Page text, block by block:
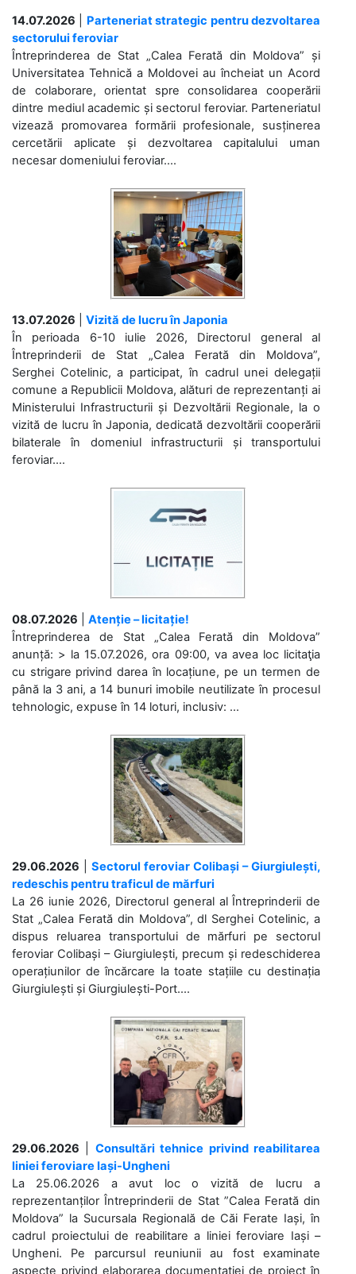
14.07.2026
Parteneriat strategic pentru dezvoltarea
sectorului feroviar
Întreprinderea de Stat „Calea Ferată din Moldova” și
Universitatea Tehnică a Moldovei au încheiat un Acord
de colaborare, orientat spre consolidarea cooperării
dintre mediul academic și sectorul feroviar. Parteneriatul
vizează promovarea formării profesionale, susținerea
cercetării aplicate și dezvoltarea capitalului uman
necesar domeniului feroviar....
13.07.2026
Vizită de lucru în Japonia
În perioada 6-10 iulie 2026, Directorul general al
Întreprinderii de Stat „Calea Ferată din Moldova”,
Serghei Cotelinic, a participat, în cadrul unei delegații
comune a Republicii Moldova, alături de reprezentanți ai
Ministerului Infrastructurii și Dezvoltării Regionale, la o
vizită de lucru în Japonia, dedicată dezvoltării cooperării
bilaterale în domeniul infrastructurii și transportului
feroviar....
08.07.2026
Atenție – licitație!
Întreprinderea de Stat „Calea Ferată din Moldova”
anunță: > la 15.07.2026, ora 09:00, va avea loc licitaţia
cu strigare privind darea în locațiune, pe un termen de
până la 3 ani, a 14 bunuri imobile neutilizate în procesul
tehnologic, expuse în 14 loturi, inclusiv: ...
29.06.2026
Sectorul feroviar Colibași – Giurgiulești,
redeschis pentru traficul de mărfuri
La 26 iunie 2026, Directorul general al Întreprinderii de
Stat „Calea Ferată din Moldova”, dl Serghei Cotelinic, a
dispus reluarea transportului de mărfuri pe sectorul
feroviar Colibași – Giurgiulești, precum și redeschiderea
operațiunilor de încărcare la toate stațiile cu destinația
Giurgiulești și Giurgiulești-Port....
29.06.2026
Consultări tehnice privind reabilitarea
liniei feroviare Iași-Ungheni
La 25.06.2026 a avut loc o vizită de lucru a
reprezentanților Întreprinderii de Stat ”Calea Ferată din
Moldova” la Sucursala Regională de Căi Ferate Iași, în
cadrul proiectului de reabilitare a liniei feroviare Iași –
Ungheni. Pe parcursul reuniunii au fost examinate
aspecte privind elaborarea documentației de proiect în